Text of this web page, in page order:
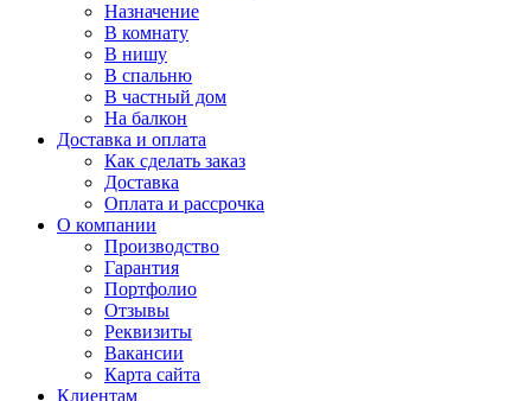
Назначение
В комнату
В нишу
В спальню
В частный дом
На балкон
Доставка и оплата
Как сделать заказ
Доставка
Оплата и рассрочка
О компании
Производство
Гарантия
Портфолио
Отзывы
Реквизиты
Вакансии
Карта сайта
Клиентам